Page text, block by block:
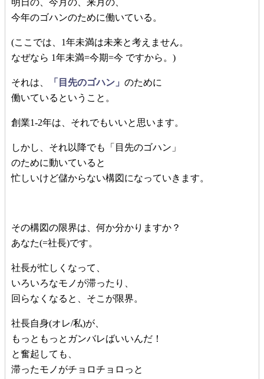
明日の、今月の、来月の、
今年のゴハンのために働いている。
(ここでは、1年未満は未来と考えません。
なぜなら 1年未満=今期=今 ですから。)
それは、 「目先のゴハン」 のために
働いているということ。
創業1-2年は、それでもいいと思います。
しかし、それ以降でも「目先のゴハン」
のために動いていると
忙しいけど儲からない構図になっていきます。
その構図の限界は、何か分かりますか？
あなた(=社長)です。
社長が忙しくなって、
いろいろなモノが滞ったり、
回らなくなると、そこが限界。
社長自身(オレ/私)が、
もっともっとガンバレばいいんだ！
と奮起しても、
滞ったモノがチョロチョロっと